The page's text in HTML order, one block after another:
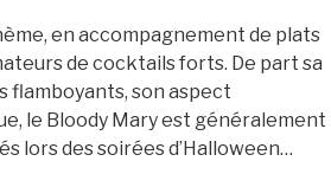
en accompagnement de plats
de cocktails forts. De part sa
flamboyants, son aspect
le Bloody Mary est généralement
lors des soirées d’Halloween…